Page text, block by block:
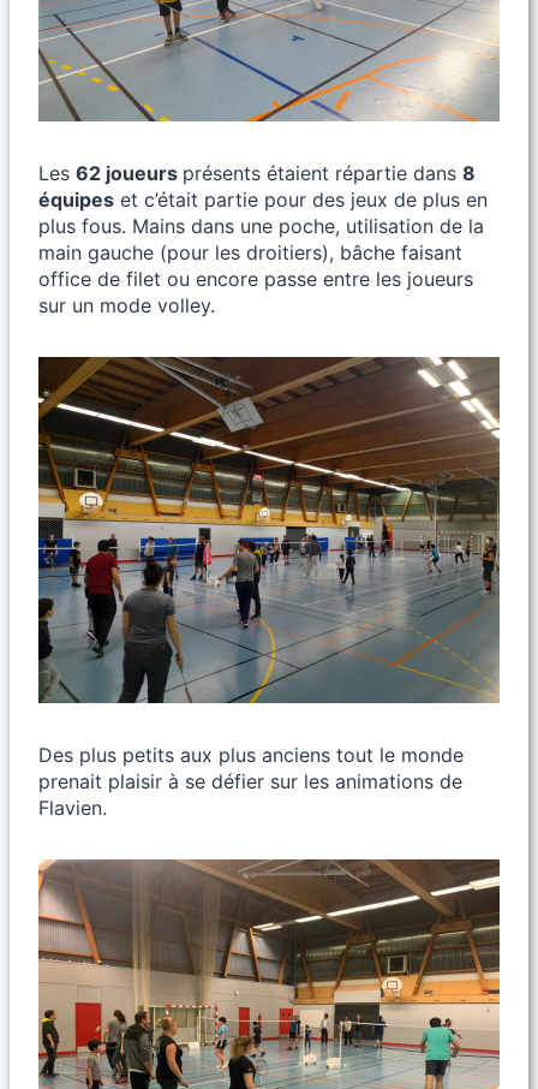
Les 62 joueurs présents étaient répartie dans 8
équipes et c’était partie pour des jeux de plus en
plus fous. Mains dans une poche, utilisation de la
main gauche (pour les droitiers), bâche faisant
office de filet ou encore passe entre les joueurs
sur un mode volley.
Des plus petits aux plus anciens tout le monde
prenait plaisir à se défier sur les animations de
Flavien.